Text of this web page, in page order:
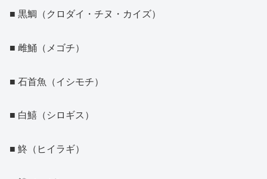
■ 黒鯛（クロダイ・チヌ・カイズ）
■ 雌鯒（メゴチ）
■ 石首魚（イシモチ）
■ 白鱚（シロギス）
■ 鮗（ヒイラギ）